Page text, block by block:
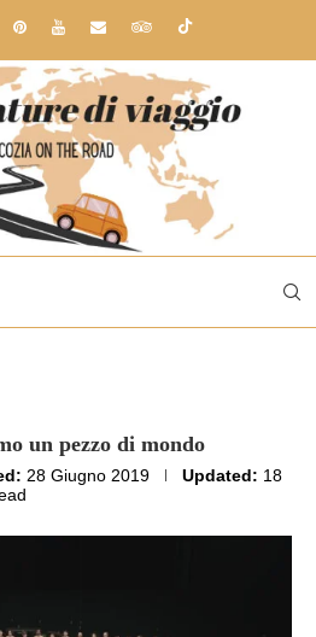
un pezzo di mondo
28 Giugno 2019 Updated: 18